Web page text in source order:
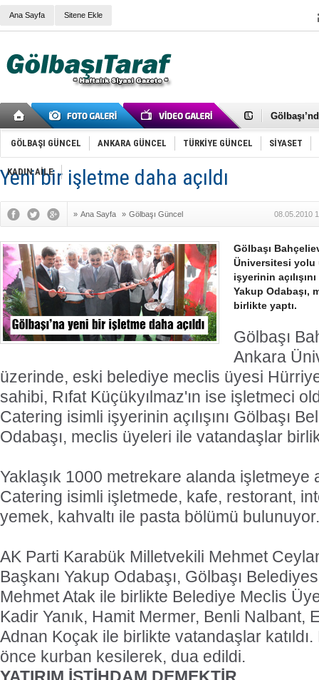
Ana Sayfa Sitene Ekle
Cemal
Samet
FAİZ
Mikail
Gölbaşı
İNCEK
GÖLBAŞI GÜNCEL ANKARA GÜNCEL TÜRKİYE GÜNCEL SİYASET
KADIN AİLE
Yeni bir işletme daha açıldı
» Ana Sayfa » Gölbaşı Güncel 08.05.2010
Gölbaşı
Üniversitesi yolu
işyerinin
Yakup Odabaşı,
birlikte yaptı.
Gölbaşı
Ankara
üzerinde, eski belediye meclis üyesi
sahibi, Rıfat Küçükyılmaz'ın ise işletmeci
Catering isimli işyerinin açılışını Gölbaşı
Odabaşı, meclis üyeleri ile vatandaşlar
Yaklaşık 1000 metrekare alanda işletmeye
Catering isimli işletmede, kafe, restorant,
yemek, kahvaltı ile pasta bölümü bulunuyor.
AK Parti Karabük Milletvekili Mehmet
Başkanı Yakup Odabaşı, Gölbaşı
Mehmet Atak ile birlikte Belediye Meclis
Kadir Yanık, Hamit Mermer, Benli Nalbant,
Adnan Koçak ile birlikte vatandaşlar
önce kurban kesilerek, dua edildi.